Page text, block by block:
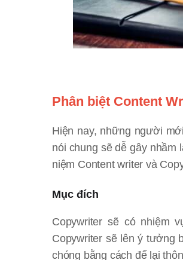
Phân biệt Content
Hiện nay, những người
nói chung sẽ dễ gây nhầm
niệm Content writer và
Mục đích
Copywriter sẽ có nhiệm
Copywriter sẽ lên ý tưởng
chóng bằng cách để lại